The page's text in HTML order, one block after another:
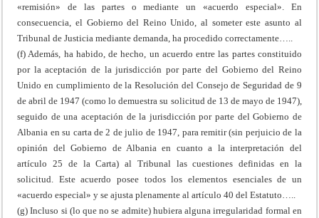
«remisión» de las partes o mediante un «acuerdo especial». En
consecuencia, el Gobierno del Reino Unido, al someter este asunto al
Tribunal de Justicia mediante demanda, ha procedido correctamente…..
(f) Además, ha habido, de hecho, un acuerdo entre las partes constituido
por la aceptación de la jurisdicción por parte del Gobierno del Reino
Unido en cumplimiento de la Resolución del Consejo de Seguridad de 9
de abril de 1947 (como lo demuestra su solicitud de 13 de mayo de 1947),
seguido de una aceptación de la jurisdicción por parte del Gobierno de
Albania en su carta de 2 de julio de 1947, para remitir (sin perjuicio de la
opinión del Gobierno de Albania en cuanto a la interpretación del
artículo 25 de la Carta) al Tribunal las cuestiones definidas en la
solicitud. Este acuerdo posee todos los elementos esenciales de un
«acuerdo especial» y se ajusta plenamente al artículo 40 del Estatuto…..
(g) Incluso si (lo que no se admite) hubiera alguna irregularidad formal en